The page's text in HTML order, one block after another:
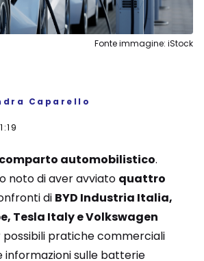
Fonte immagine: iStock
Caparello
comparto automobilistico.
noto di aver avviato quattro
di BYD Industria Italia,
Tesla Italy e Volkswagen
possibili pratiche commerciali
sulle batterie